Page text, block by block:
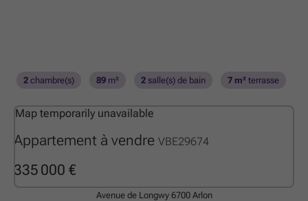
Appartement à vendre VBE29674
335 000 €
2 chambre(s) 89 m² 2 salle(s) de bain 7 m² terrasse
Map temporarily unavailable
Avenue de Longwy 6700 Arlon